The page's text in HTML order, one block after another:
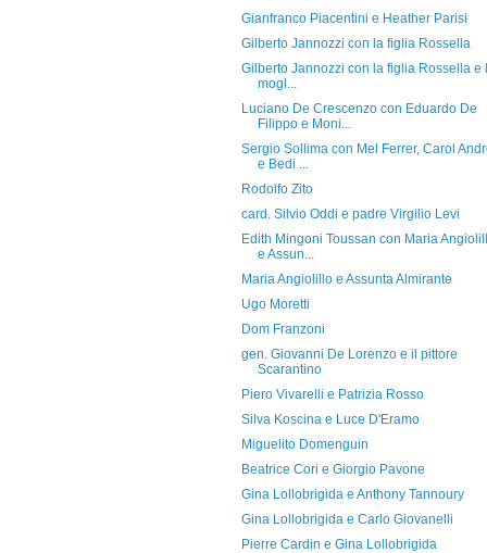
Gianfranco Piacentini e Heather Parisi
Gilberto Jannozzi con la figlia Rossella
Gilberto Jannozzi con la figlia Rossella e
mogl...
Luciano De Crescenzo con Eduardo De
Filippo e Moni...
Sergio Sollima con Mel Ferrer, Carol
e Bedi ...
Rodolfo Zito
card. Silvio Oddi e padre Virgilio Levi
Edith Mingoni Toussan con Maria
e Assun...
Maria Angiolillo e Assunta Almirante
Ugo Moretti
Dom Franzoni
gen. Giovanni De Lorenzo e il pittore
Scarantino
Piero Vivarelli e Patrizia Rosso
Silva Koscina e Luce D'Eramo
Miguelito Domenguin
Beatrice Cori e Giorgio Pavone
Gina Lollobrigida e Anthony Tannoury
Gina Lollobrigida e Carlo Giovanelli
Pierre Cardin e Gina Lollobrigida